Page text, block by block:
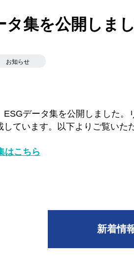
タ集を公開しまし
お知らせ
データ集を公開しました。
ています。以下よりご覧いた
はこちら
新着情